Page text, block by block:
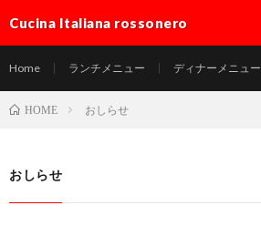
Cucina Italiana rossonero
Home ランチメニュー ディナーメニュー
HOME おしらせ
おしらせ